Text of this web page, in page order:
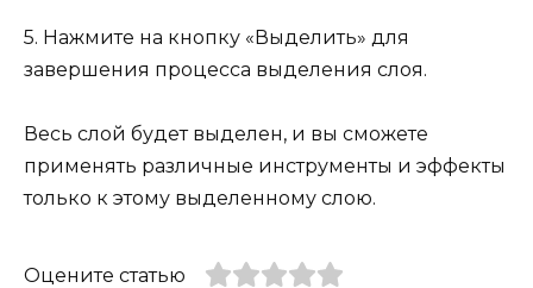
5. Нажмите на кнопку «Выделить» для
завершения процесса выделения слоя.
Весь слой будет выделен, и вы сможете
применять различные инструменты и эффекты
только к этому выделенному слою.
Оцените статью